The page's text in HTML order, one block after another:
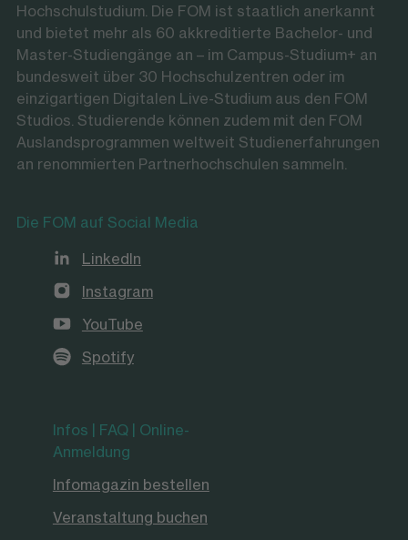
Hochschulstudium. Die FOM ist staatlich anerkannt
und bietet mehr als 60 akkreditierte Bachelor- und
Master-Studiengänge an – im Campus-Studium+ an
bundesweit über 30 Hochschulzentren oder im
einzigartigen Digitalen Live-Studium aus den FOM
Studios. Studierende können zudem mit den FOM
Auslandsprogrammen weltweit Studienerfahrungen
an renommierten Partnerhochschulen sammeln.
Die FOM auf Social Media
LinkedIn
Instagram
YouTube
Spotify
Infos | FAQ | Online-
Anmeldung
Infomagazin bestellen
Veranstaltung buchen